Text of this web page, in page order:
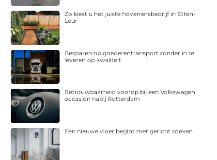
Zo kiest u het juiste hoveniersbedrijf in Etten-
Leur
Besparen op goederentransport zonder in te
leveren op kwaliteit
Betrouwbaarheid voorop bij een Volkswagen
occasion nabij Rotterdam
Een nieuwe vloer begint met gericht zoeken